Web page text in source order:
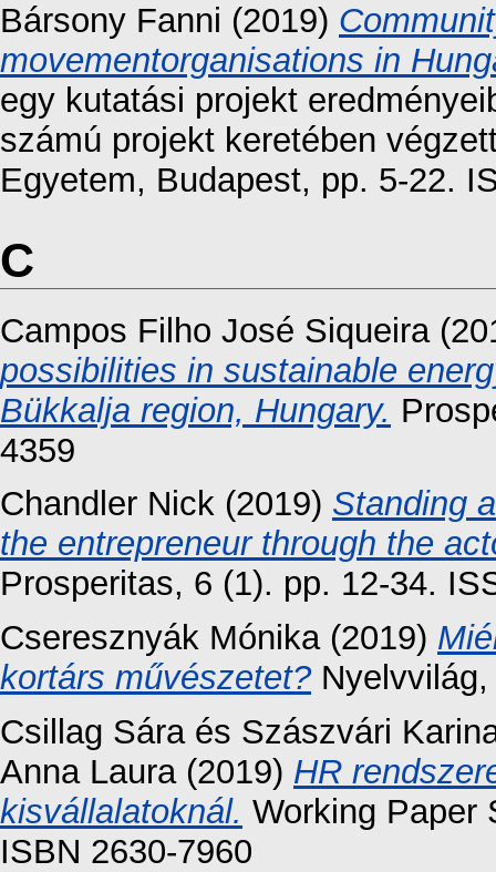
Bársony Fanni (2019)
movementorganisations in
egy kutatási projekt
számú projekt keretében
Egyetem, Budapest, pp. 5-22.
C
Campos Filho José Siqueira
possibilities in sustainable
Bükkalja region, Hungary.
4359
Chandler Nick (2019) Standing
the entrepreneur through the
Prosperitas, 6 (1). pp. 12-34.
Cseresznyák Mónika(2019)
kortárs művészetet?Nyelvvilág,
Csillag Sáraés Szászvári
Anna Laura(2019) HR
kisvállalatoknál. Working Paper
ISBN 2630-7960